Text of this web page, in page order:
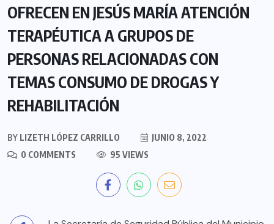
OFRECEN EN JESÚS MARÍA ATENCIÓN
TERAPÉUTICA A GRUPOS DE
PERSONAS RELACIONADAS CON
TEMAS CONSUMO DE DROGAS Y
REHABILITACIÓN
BY LIZETH LÓPEZ CARRILLO
JUNIO 8, 2022
0 COMMENTS
95 VIEWS